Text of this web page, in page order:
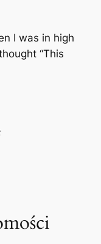
I was in high
“This